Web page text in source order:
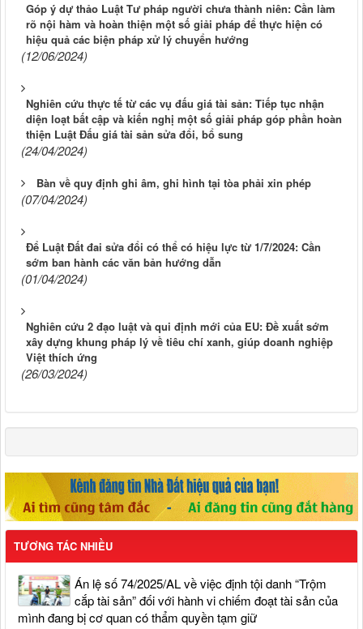
Góp ý dự thảo Luật Tư pháp người chưa thành niên: Cần làm
rõ nội hàm và hoàn thiện một số giải pháp để thực hiện có
hiệu quả các biện pháp xử lý chuyển hướng
(12/06/2024)
Nghiên cứu thực tế từ các vụ đấu giá tài sản: Tiếp tục nhận
diện loạt bất cập và kiến nghị một số giải pháp góp phần hoàn
thiện Luật Đấu giá tài sản sửa đổi, bổ sung
(24/04/2024)
Bàn về quy định ghi âm, ghi hình tại tòa phải xin phép
(07/04/2024)
Để Luật Đất đai sửa đổi có thể có hiệu lực từ 1/7/2024: Cần
sớm ban hành các văn bản hướng dẫn
(01/04/2024)
Nghiên cứu 2 đạo luật và qui định mới của EU: Đề xuất sớm
xây dựng khung pháp lý về tiêu chí xanh, giúp doanh nghiệp
Việt thích ứng
(26/03/2024)
TƯƠNG TÁC NHIỀU
Án lệ số 74/2025/AL về việc định tội danh “Trộm
cắp tài sản” đối với hành vi chiếm đoạt tài sản của
mình đang bị cơ quan có thẩm quyền tạm giữ